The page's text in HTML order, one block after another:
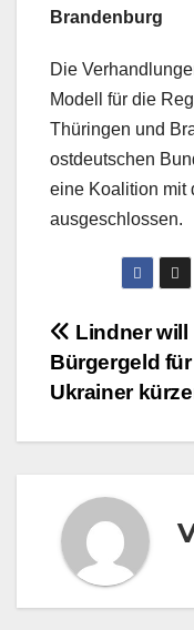
Brandenburg
Die
Modell für die
Thüringen und
ostdeutschen
eine Koalition mit
ausgeschlossen.
Lindner will
Bürgergeld für
Ukrainer